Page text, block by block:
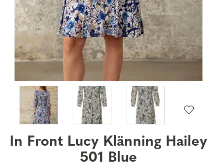
In Front Lucy Klänning Hailey
501 Blue